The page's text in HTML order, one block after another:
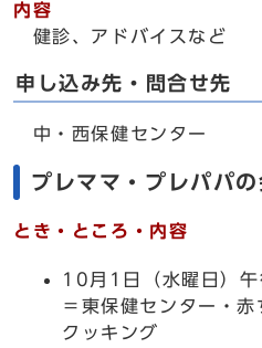
内容
健診、アドバイスなど
申し込み先・問合せ先
中・西保健センター
プレママ・プレパパの
とき・ところ・内容
10月1日（水曜日）
＝東保健センター・
クッキング